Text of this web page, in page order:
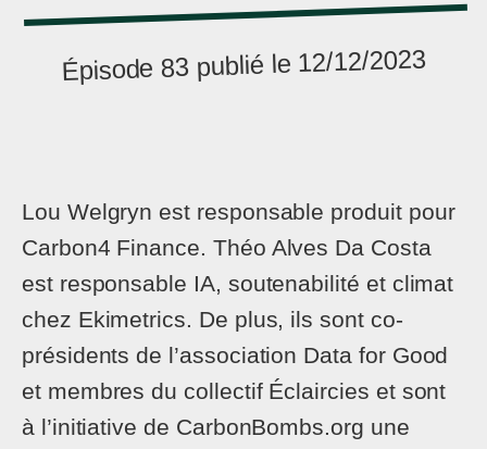
Épisode 83 publié le 12/12/2023
Lou Welgryn est responsable produit pour
Carbon4 Finance. Théo Alves Da Costa
est responsable IA, soutenabilité et climat
chez Ekimetrics. De plus, ils sont co-
présidents de l’association Data for Good
et membres du collectif Éclaircies et sont
à l’initiative de CarbonBombs.org une